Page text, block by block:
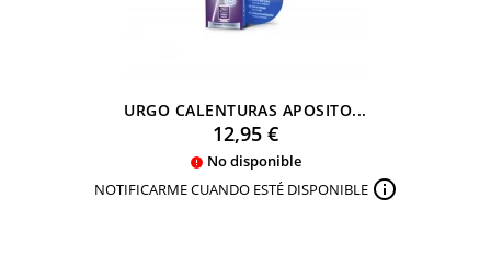
URGO CALENTURAS APOSITO...
Precio
12,95 €
 No disponible
NOTIFICARME CUANDO ESTÉ DISPONIBLE 